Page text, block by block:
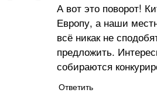
А вот это поворот!
Европу, а наши
всё никак не
предложить.
собираются
Ответить